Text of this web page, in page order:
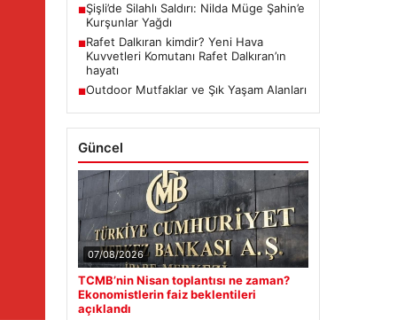
■Şişli’de Silahlı Saldırı: Nilda Müge Şahin’e
Kurşunlar Yağdı
■Rafet Dalkıran kimdir? Yeni Hava
Kuvvetleri Komutanı Rafet Dalkıran’ın
hayatı
■Outdoor Mutfaklar ve Şık Yaşam Alanları
Güncel
07/08/2026
TCMB’nin Nisan toplantısı ne zaman?
Ekonomistlerin faiz beklentileri
açıklandı